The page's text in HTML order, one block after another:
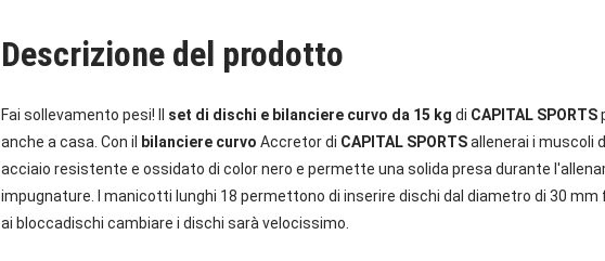
Descrizione del prodotto
Fai sollevamento pesi! Il set di dischi e bilanciere curvo da 15 kg di CAPITAL SPORTS
anche a casa. Con il
bilanciere curvo Accretor di CAPITAL SPORTSallenerai i muscoli
acciaio resistente e ossidato di color nero e permette una solida presa durante
impugnature. I manicotti lunghi 18 permettono di inserire dischi dal diametro di 30 mm
ai bloccadischi cambiare i dischi sarà velocissimo.